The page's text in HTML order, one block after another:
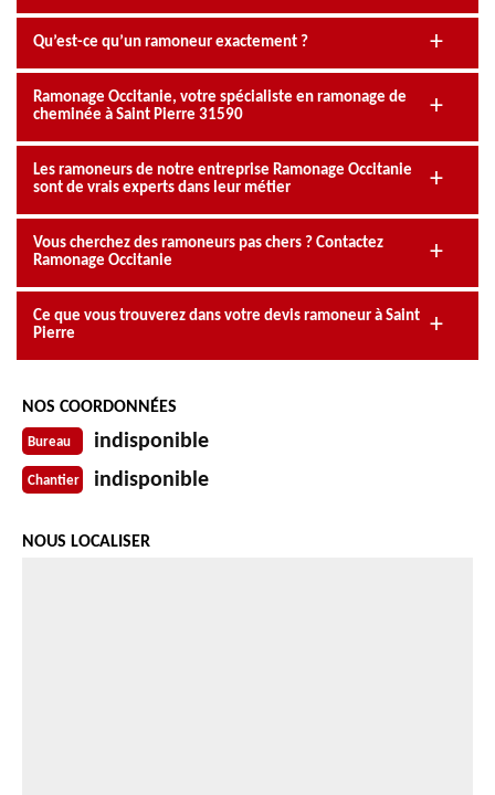
Qu’est-ce qu’un ramoneur exactement ?
Ramonage Occitanie, votre spécialiste en ramonage de
cheminée à Saint Pierre 31590
Les ramoneurs de notre entreprise Ramonage Occitanie
sont de vrais experts dans leur métier
Vous cherchez des ramoneurs pas chers ? Contactez
Ramonage Occitanie
Ce que vous trouverez dans votre devis ramoneur à Saint
Pierre
NOS COORDONNÉES
Bureau indisponible
Chantier indisponible
NOUS LOCALISER